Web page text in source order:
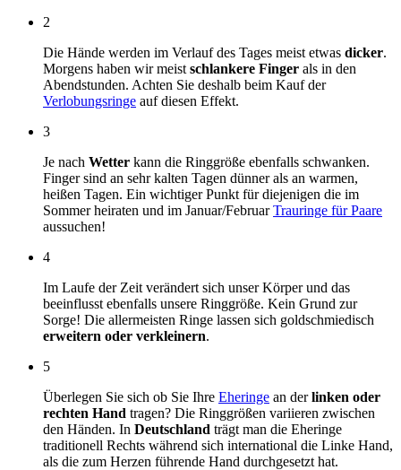
2
Die Hände werden im Verlauf des Tages meist etwas dicker.
Morgens haben wir meist schlankere Finger als in den
Abendstunden. Achten Sie deshalb beim Kauf der
Verlobungsringe auf diesen Effekt.
3
Je nach Wetter kann die Ringgröße ebenfalls schwanken.
Finger sind an sehr kalten Tagen dünner als an warmen,
heißen Tagen. Ein wichtiger Punkt für diejenigen die im
Sommer heiraten und im Januar/FebruarTrauringe für Paare
aussuchen!
4
Im Laufe der Zeit verändert sich unser Körper und das
beeinflusst ebenfalls unsere Ringgröße. Kein Grund zur
Sorge! Die allermeisten Ringe lassen sich goldschmiedisch
erweitern oder verkleinern.
5
Überlegen Sie sich ob Sie Ihre Eheringe an derlinken oder
rechten Hand tragen? Die Ringgrößen variieren zwischen
den Händen. In Deutschland trägt man die Eheringe
traditionell Rechts während sich international die Linke Hand,
als die zum Herzen führende Hand durchgesetzt hat.